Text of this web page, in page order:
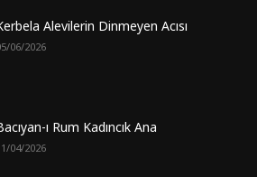
Alevilerin Dinmeyen Acısı
06/2026
ı Rum Kadıncık Ana
04/2026